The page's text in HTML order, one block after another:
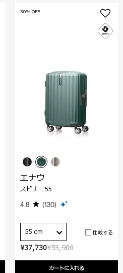
¥53,900
¥37,730
カートに入れる
30% OFF
エナウ
スピナー55
4.8 (130)
55 cm 比較する